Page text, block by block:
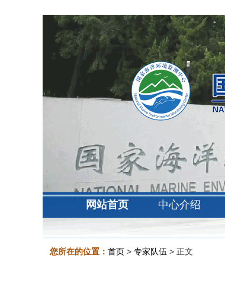
网站首页 中心介绍
您所在的位置： 首页> 专家队伍 > 正文